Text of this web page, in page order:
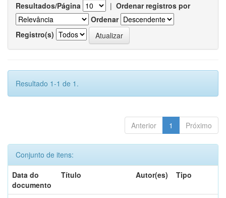
Resultados/Página | Ordenar registros por
Ordenar
Registro(s)
Resultado 1-1 de 1.
Anterior 1 Próximo
Conjunto de itens:
Data do
documento
Título Autor(es) Tipo